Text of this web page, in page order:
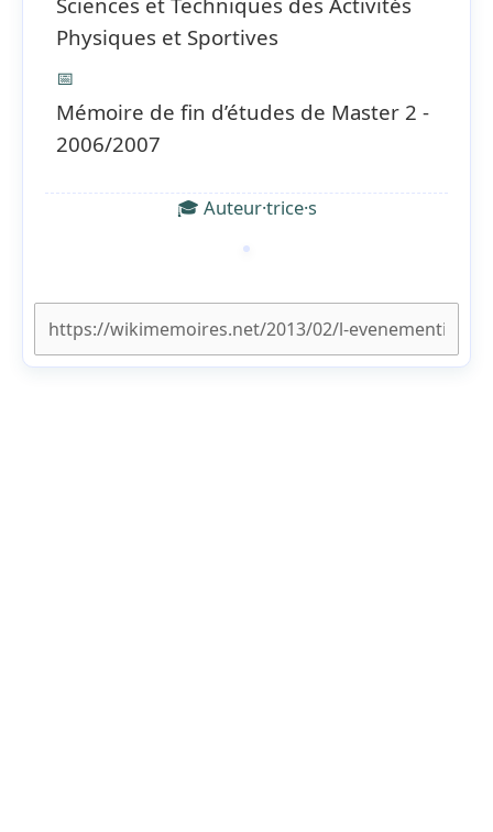
Physiques et Sportives
📅
Mémoire de fin d’études de Master 2 -
2006/2007
🎓 Auteur·trice·s